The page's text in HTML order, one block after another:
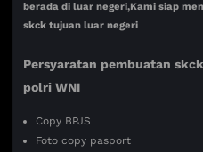
berada di luar negeri,Kami siap
skck tujuan luar negeri
Persyaratan pembuatan
polri WNI
Copy BPJS
Foto copy pasport